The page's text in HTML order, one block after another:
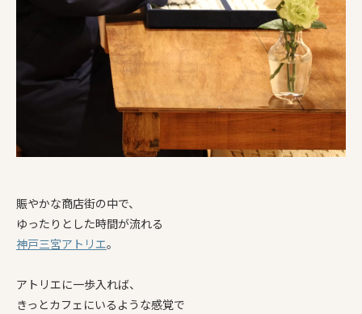
賑やかな商店街の中で、
ゆったりとした時間が流れる
神戸三宮アトリエ。
アトリエに一歩入れば、
きっとカフェにいるような感覚で